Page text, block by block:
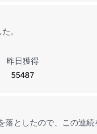
。
昨日獲得
55487
としたので、この連続